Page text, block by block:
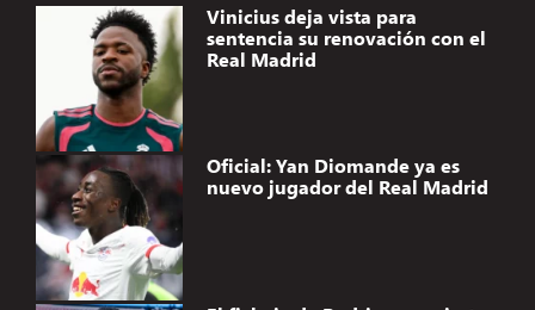
Vinicius deja vista para
sentencia su renovación con el
Real Madrid
Oficial: Yan Diomande ya es
nuevo jugador del Real Madrid